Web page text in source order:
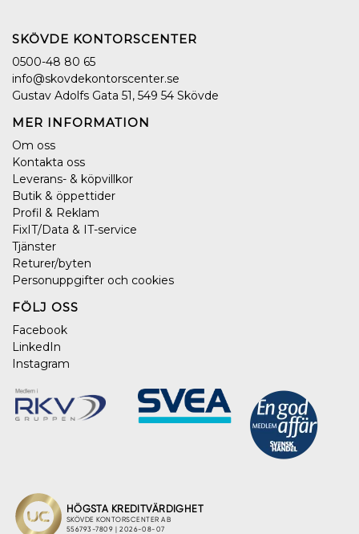
SKÖVDE KONTORSCENTER
0500-48 80 65
info@skovdekontorscenter.se
Gustav Adolfs Gata 51, 549 54 Skövde
MER INFORMATION
Om oss
Kontakta oss
Leverans- & köpvillkor
Butik & öppettider
Profil & Reklam
FixIT/Data & IT-service
Tjänster
Returer/byten
Personuppgifter och cookies
FÖLJ OSS
Facebook
LinkedIn
Instagram